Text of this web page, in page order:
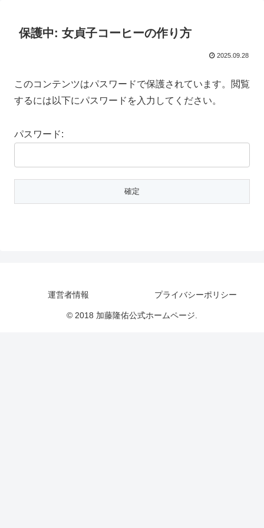
保護中: 女貞子コーヒーの作り方
2025.09.28
このコンテンツはパスワードで保護されています。閲覧
するには以下にパスワードを入力してください。
パスワード:
運営者情報 プライバシーポリシー
© 2018 加藤隆佑公式ホームページ.